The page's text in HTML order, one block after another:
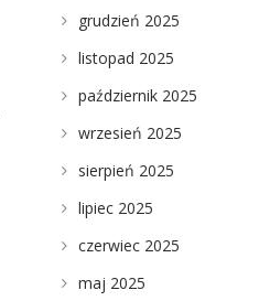
grudzień 2025
listopad 2025
październik 2025
wrzesień 2025
sierpień 2025
lipiec 2025
czerwiec 2025
maj 2025